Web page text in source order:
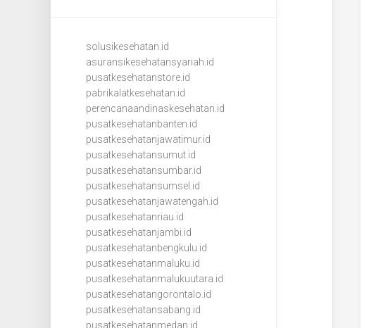
solusikesehatan.id
asuransikesehatansyariah.id
pusatkesehatanstore.id
pabrikalatkesehatan.id
perencanaandinaskesehatan.id
pusatkesehatanbanten.id
pusatkesehatanjawatimur.id
pusatkesehatansumut.id
pusatkesehatansumbar.id
pusatkesehatansumsel.id
pusatkesehatanjawatengah.id
pusatkesehatanriau.id
pusatkesehatanjambi.id
pusatkesehatanbengkulu.id
pusatkesehatanmaluku.id
pusatkesehatanmalukuutara.id
pusatkesehatangorontalo.id
pusatkesehatansabang.id
pusatkesehatanmedan.id